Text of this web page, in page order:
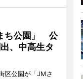
ち公園」 公
、中高生タ
区公園が「JMさ